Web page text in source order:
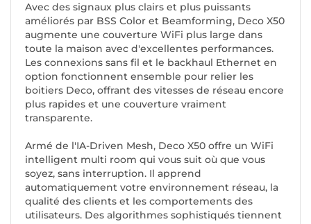
Avec des signaux plus clairs et plus puissants
améliorés par BSS Color et Beamforming, Deco X50
augmente une couverture WiFi plus large dans
toute la maison avec d'excellentes performances.
Les connexions sans fil et le backhaul Ethernet en
option fonctionnent ensemble pour relier les
boitiers Deco, offrant des vitesses de réseau encore
plus rapides et une couverture vraiment
transparente.
Armé de l'IA-Driven Mesh, Deco X50 offre un WiFi
intelligent multi room qui vous suit où que vous
soyez, sans interruption. Il apprend
automatiquement votre environnement réseau, la
qualité des clients et les comportements des
utilisateurs. Des algorithmes sophistiqués tiennent